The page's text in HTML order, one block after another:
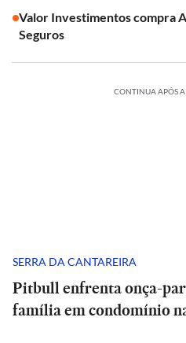
Valor Investimentos compra
Seguros
CONTINUA APÓS
SERRA DA CANTAREIRA
Pitbull enfrenta onça-
família em condomínio